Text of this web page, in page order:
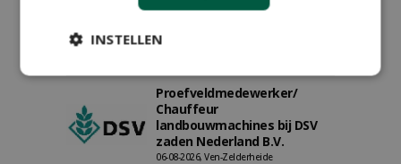
Van Wamel (fulltime)
Proefveldmedewerker/
Chauffeur
landbouwmachines bij DSV
zaden Nederland B.V.
06-08-2026, Ven-Zelderheide
INSTELLEN